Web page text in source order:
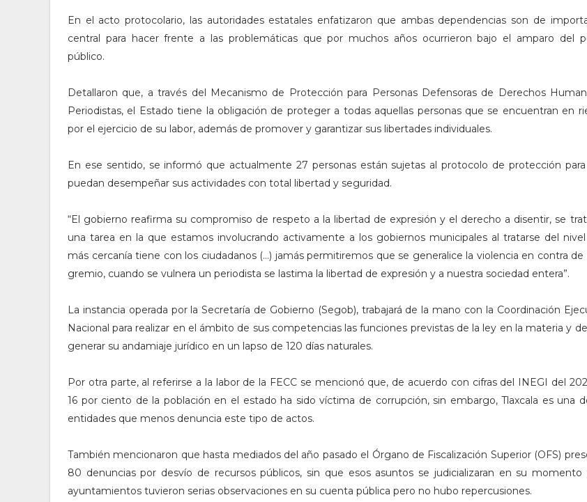
En el acto protocolario, las autoridades estatales enfatizaron que ambas dependencias son de
central para hacer frente a las problemáticas que por muchos años ocurrieron bajo el amparo del
público.
Detallaron que, a través del Mecanismo de Protección para Personas Defensoras de Derechos
Periodistas, el Estado tiene la obligación de proteger a todas aquellas personas que se encuentran en
por el ejercicio de su labor, además de promover y garantizar sus libertades individuales.
En ese sentido, se informó que actualmente 27 personas están sujetas al protocolo de protección
puedan desempeñar sus actividades con total libertad y seguridad.
“El gobierno reafirma su compromiso de respeto a la libertad de expresión y el derecho a disentir, se
una tarea en la que estamos involucrando activamente a los gobiernos municipales al tratarse del
más cercanía tiene con los ciudadanos (…) jamás permitiremos que se generalice la violencia en contra de
gremio, cuando se vulnera un periodista se lastima la libertad de expresión y a nuestra sociedad entera”.
La instancia operada por la Secretaría de Gobierno (Segob), trabajará de la mano con la Coordinación
Nacional para realizar en el ámbito de sus competencias las funciones previstas de la ley en la materia y
generar su andamiaje jurídico en un lapso de 120 días naturales.
Por otra parte, al referirse a la labor de la FECC se mencionó que, de acuerdo con cifras del INEGI del
16 por ciento de la población en el estado ha sido víctima de corrupción, sin embargo, Tlaxcala es una
entidades que menos denuncia este tipo de actos.
También mencionaron que hasta mediados del año pasado el Órgano de Fiscalización Superior (OFS)
80 denuncias por desvío de recursos públicos, sin que esos asuntos se judicializaran en su momento
ayuntamientos tuvieron serias observaciones en su cuenta pública pero no hubo repercusiones.